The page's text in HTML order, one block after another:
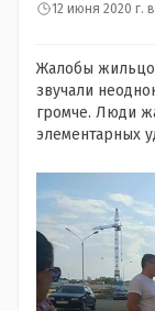
12 июня 2020 г.
Жалобы
звучали
громче. Люди
элементарных